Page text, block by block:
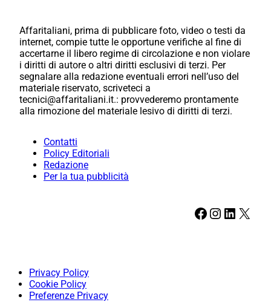
Affaritaliani, prima di pubblicare foto, video o testi da
internet, compie tutte le opportune verifiche al fine di
accertarne il libero regime di circolazione e non violare
i diritti di autore o altri diritti esclusivi di terzi. Per
segnalare alla redazione eventuali errori nell’uso del
materiale riservato, scriveteci a
tecnici@affaritaliani.it.: provvederemo prontamente
alla rimozione del materiale lesivo di diritti di terzi.
Contatti
Policy Editoriali
Redazione
Per la tua pubblicità
Facebook Instagram LinkedIn X
Privacy Policy
Cookie Policy
Preferenze Privacy